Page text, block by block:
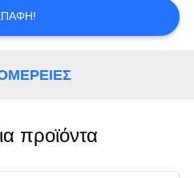
προϊόντα